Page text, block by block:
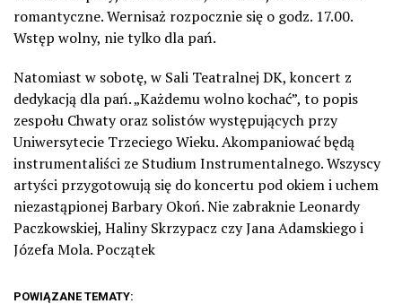
romantyczne. Wernisaż rozpocznie się o godz. 17.00.
Wstęp wolny, nie tylko dla pań.
Natomiast w sobotę, w Sali Teatralnej DK, koncert z
dedykacją dla pań. „Każdemu wolno kochać”, to popis
zespołu Chwaty oraz solistów występujących przy
Uniwersytecie Trzeciego Wieku. Akompaniować będą
instrumentaliści ze Studium Instrumentalnego. Wszyscy
artyści przygotowują się do koncertu pod okiem i uchem
niezastąpionej Barbary Okoń. Nie zabraknie Leonardy
Paczkowskiej, Haliny Skrzypacz czy Jana Adamskiego i
Józefa Mola. Początek
POWIĄZANE TEMATY: